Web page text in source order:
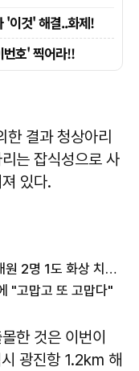
한 결과 청상아리
는 잡식성으로 사
있다.
남원 공장 화재 '주불' 잡혔다...소방 대원 2명 1도 화상 치료 중
"고맙고 또 고맙다"
한 것은 이번이
광진항 1.2km 해